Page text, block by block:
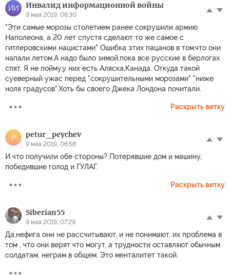
ИИ Инвалид информационной войны
9 мая 2019, 06:30
"Эти самые морозы столетием ранее сокрушили армию
Наполеона, а 20 лет спустя сделают то же самое с
гитлеровскими нацистами" Ошибка этих пацанов в том,что они
напали летом.А надо было зимой,пока все русские в берлогах
спят. Я не пойму,у них есть Аляска,Канада. Откуда такой
суеверный ужас перед "сокрушительными морозами" "ниже
ноля градусов".Хоть бы своего Джека Лондона почитали.
Раскрыть ветку
P petur_peychev
9 мая 2019, 06:58
И что получили обе стороны? Потерявшие дом и машину,
победившие голод и ГУЛАГ.
Раскрыть ветку
Siberian55
9 мая 2019, 07:29
Да,нефига они не рассчитывают, и не понимают, их проблема в
том , что они верят что могут, а трудности оставляют обычным
солдатам, неграм в общем. Это менталитет такой.